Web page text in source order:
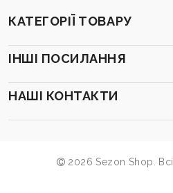
КАТЕГОРІЇ ТОВАРУ
ІНШІ ПОСИЛАННЯ
НАШІ КОНТАКТИ
2026 Sezon Shop.